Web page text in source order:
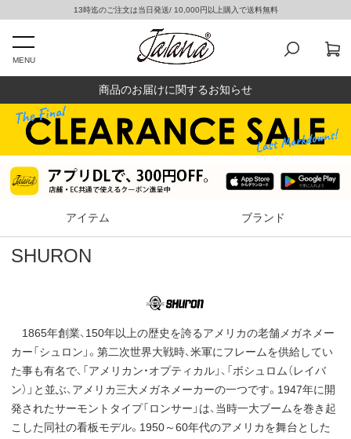
13時迄のご注文は当日発送/ 10,000円以上購入で送料無料
MENU
商品のお届けに関するお知らせ
アイテム ブランド
SHURON
1865年創業、150年以上の歴史を誇るアメリカの老舗メガネメー
カー「シュロン」。第二次世界大戦時、米軍にフレームを供給してい
た事も有名で、「アメリカン・オプティカル」、「ボシュロム（レイバ
ン）」と並ぶ、アメリカ三大メガネメーカーの一つです。1947年に開
発されたサーモントタイプ「ロンサー」は、当時一大ブームを巻き起
こした同社の看板モデル。1950～60年代のアメリカを舞台とした